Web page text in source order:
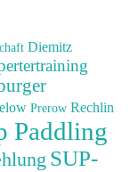
Diemitz
Prerow Rechlin
Paddling
SUP-